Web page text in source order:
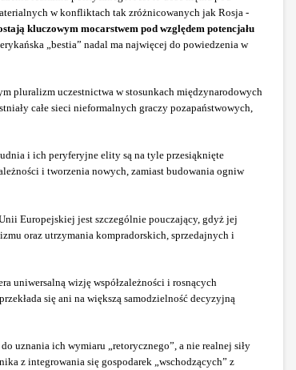
w konfliktach tak zróżnicowanych jak Rosja -
kluczowym mocarstwem pod względem potencjału
„bestia” nadal ma najwięcej do powiedzenia w
pluralizm uczestnictwa w stosunkach międzynarodowych
całe sieci nieformalnych graczy pozapaństwowych,
i ich peryferyjne elity są na tyle przesiąknięte
i tworzenia nowych, zamiast budowania ogniw
Unii Europejskiej jest szczególnie pouczający, gdyż jej
oraz utrzymania kompradorskich, sprzedajnych i
uniwersalną wizję współzależności i rosnących
się ani na większą samodzielność decyzyjną
uznania ich wymiaru „retorycznego”, a nie realnej siły
z integrowania się gospodarek „wschodzących” z